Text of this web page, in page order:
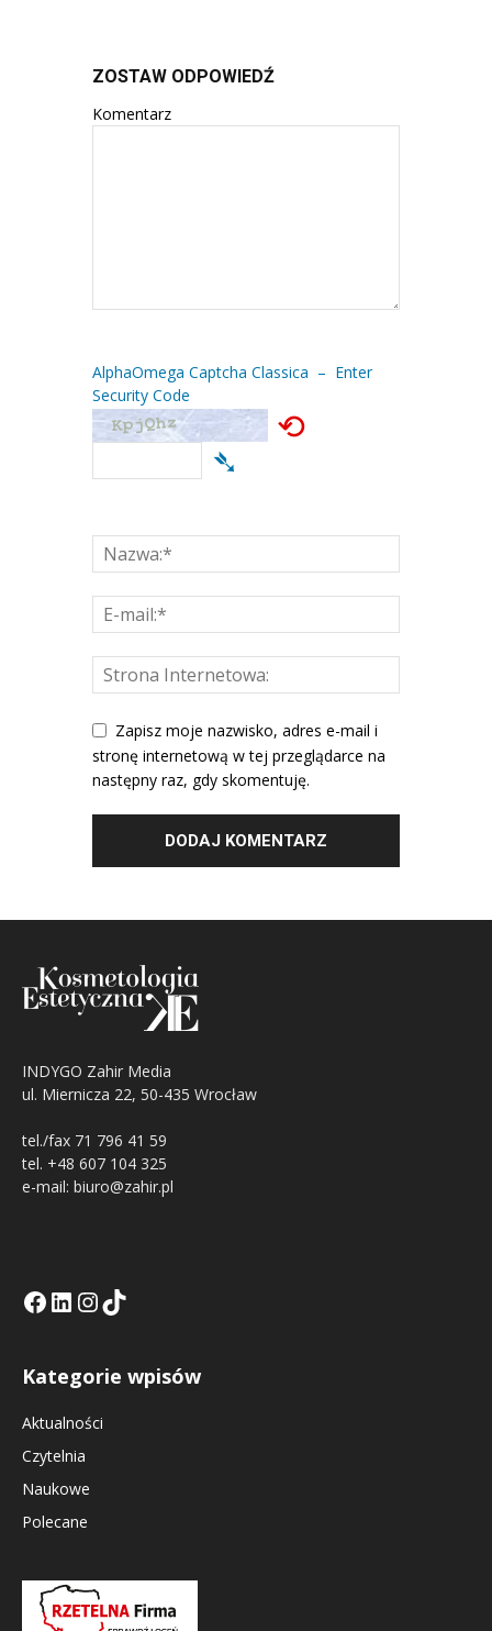
ZOSTAW ODPOWIEDŹ
Komentarz
AlphaOmega Captcha Classica – Enter
Security Code
⟲
➴
Zapisz moje nazwisko, adres e-mail i
stronę internetową w tej przeglądarce na
następny raz, gdy skomentuję.
INDYGO Zahir Media
ul. Miernicza 22, 50-435 Wrocław
tel./fax 71 796 41 59
tel. +48 607 104 325
e-mail: biuro@zahir.pl
Facebook
LinkedIn
Tik Tok KEInstagramm KE
Kategorie wpisów
Aktualności
Czytelnia
Naukowe
Polecane